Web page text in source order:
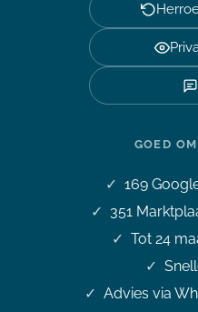
GOED
169
351
Tot 24
Advies via